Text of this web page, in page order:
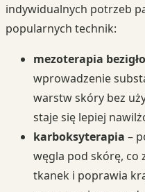
indywidualnych potrzeb
popularnych technik:
mezoterapia
wprowadzenie
warstw skóry bez
staje się lepiej
karboksyterapia –
węgla pod skórę, co
tkanek i poprawia